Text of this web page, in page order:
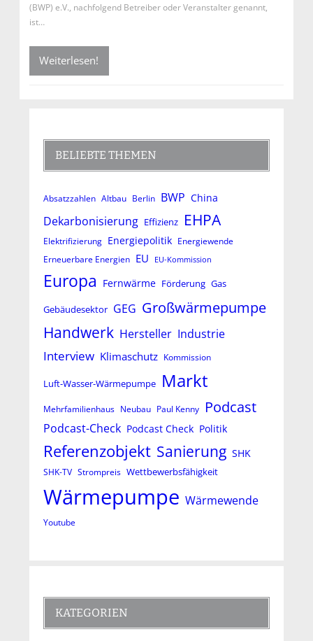
(BWP) e.V., nachfolgend Betreiber oder Veranstalter genannt,
ist…
Weiterlesen!
BELIEBTE THEMEN
Absatzzahlen Altbau Berlin BWP China
Dekarbonisierung Effizienz EHPA
Elektrifizierung Energiepolitik Energiewende
Erneuerbare Energien EU EU-Kommission
Europa Fernwärme Förderung Gas
Gebäudesektor GEG Großwärmepumpe
Handwerk Hersteller Industrie
Interview Klimaschutz Kommission
Luft-Wasser-Wärmepumpe Markt
Mehrfamilienhaus Neubau Paul Kenny Podcast
Podcast-Check Podcast Check Politik
Referenzobjekt Sanierung SHK
SHK-TV Strompreis Wettbewerbsfähigkeit
Wärmepumpe Wärmewende
Youtube
KATEGORIEN